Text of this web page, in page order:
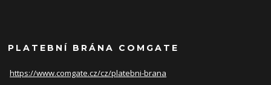
PLATEBNÍ BRÁNA COMGATE
https://www.comgate.cz/cz/platebni-brana